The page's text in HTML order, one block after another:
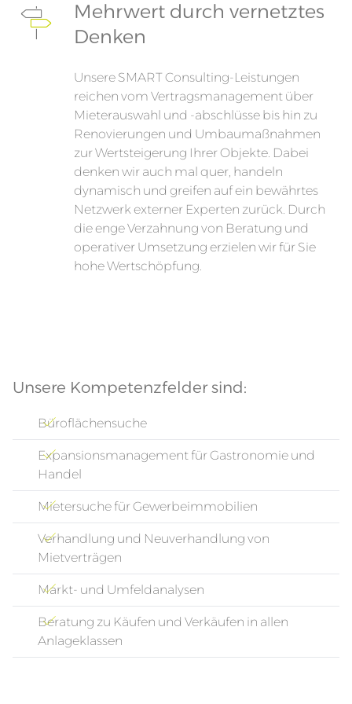
Mehrwert durch vernetztes
Denken
Unsere SMART Consulting-Leistungen
reichen vom Vertragsmanagement über
Mieterauswahl und -abschlüsse bis hin zu
Renovierungen und Umbaumaßnahmen
zur Wertsteigerung Ihrer Objekte. Dabei
denken wir auch mal quer, handeln
dynamisch und greifen auf ein bewährtes
Netzwerk externer Experten zurück. Durch
die enge Verzahnung von Beratung und
operativer Umsetzung erzielen wir für Sie
hohe Wertschöpfung.
Unsere Kompetenzfelder sind:
Büroflächensuche
Expansionsmanagement für Gastronomie und
Handel
Mietersuche für Gewerbeimmobilien
Verhandlung und Neuverhandlung von
Mietverträgen
Markt- und Umfeldanalysen
Beratung zu Käufen und Verkäufen in allen
Anlageklassen